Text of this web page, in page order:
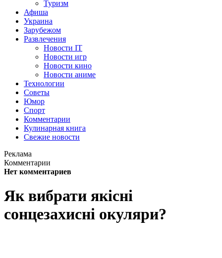
Туризм
Афиша
Украина
Зарубежом
Развлечения
Новости IT
Новости игр
Новости кино
Новости аниме
Технологии
Советы
Юмор
Спорт
Комментарии
Кулинарная книга
Свежие новости
Реклама
Комментарии
Нет комментариев
Як вибрати якісні
сонцезахисні окуляри?